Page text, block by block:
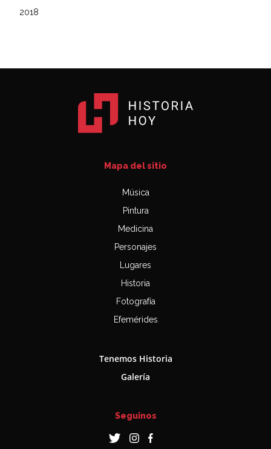
2018
Mapa del sitio
Música
Pintura
Medicina
Personajes
Lugares
Historia
Fotografía
Efemérides
Tenemos Historia
Galería
Seguinos